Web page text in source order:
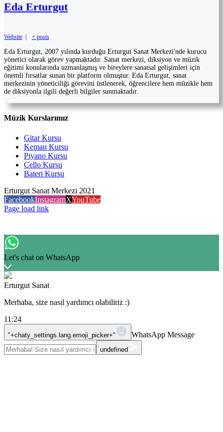
Eda Erturgut
Website + posts
Eda Erturgut, 2007 yılında kurduğu Erturgut Sanat Merkezi'nde kurucu
yönetici olarak görev yapmaktadır. Sanat merkezi, diksiyon ve müzik
eğitimi konularında uzmanlaşmış ve bireylere sanatsal gelişimleri için
önemli fırsatlar sunan bir platform olmuştur. Eda Erturgut, sanat
merkezinin yöneticiliği görevini üstlenerek, öğrencilere hem müzikle hem
de diksiyonla ilgili değerli bilgiler sunmaktadır.
Müzik Kurslarımız
Gitar Kursu
Keman Kursu
Piyano Kursu
Çello Kursu
Bateri Kursu
Erturgut Sanat Merkezi 2021
FacebookInstagramXYouTube
Page load link
Let's chat on WhatsApp
Erturgut Sanat
Merhaba, size nasıl yardımcı olabiliriz :)
11:24
"+chaty_settings.lang.emoji_picker+" WhatsApp Message
undefined